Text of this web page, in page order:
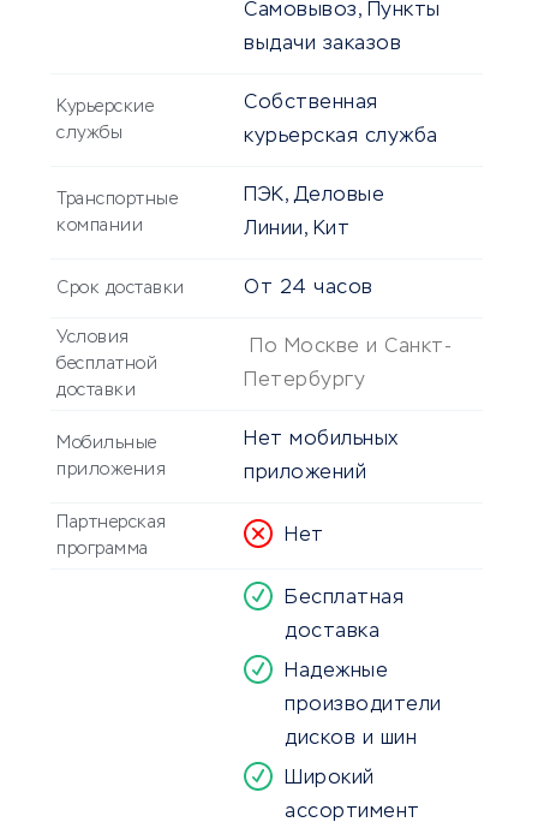
Самовывоз, Пункты
выдачи заказов
Курьерские
службы
Собственная
курьерская служба
Транспортные
компании
ПЭК, Деловые
Линии, Кит
Срок доставки От 24 часов
Условия
бесплатной
доставки
По Москве и Санкт-
Петербургу
Мобильные
приложения
Нет мобильных
приложений
Партнерская
программа
Нет
Бесплатная
доставка
Надежные
производители
дисков и шин
Широкий
ассортимент